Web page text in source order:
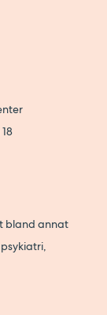
bland annat